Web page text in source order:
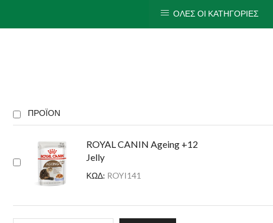
ΟΛΕΣ ΟΙ ΚΑΤΗΓΟΡΙΕΣ
ΠΡΟΪΌΝ
ROYAL CANIN Ageing +12
Jelly
ΚΩΔ: ROYI141